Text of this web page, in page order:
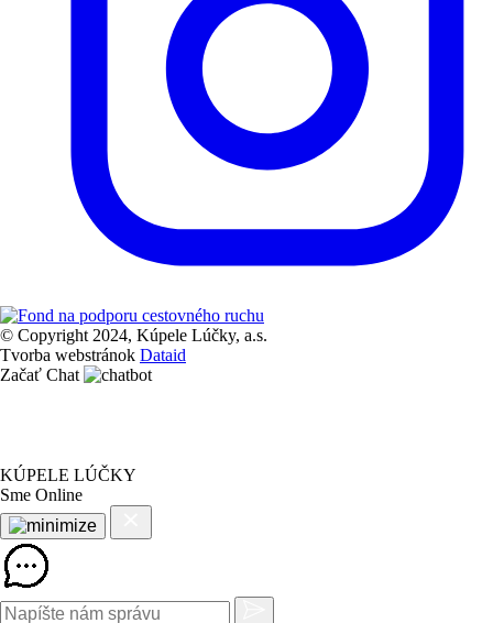
© Copyright 2024, Kúpele Lúčky, a.s.
Tvorba webstránok Dataid
Začať Chat
KÚPELE LÚČKY
Sme Online